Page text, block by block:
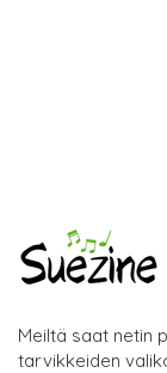
Meiltä saat netin
tarvikkeiden